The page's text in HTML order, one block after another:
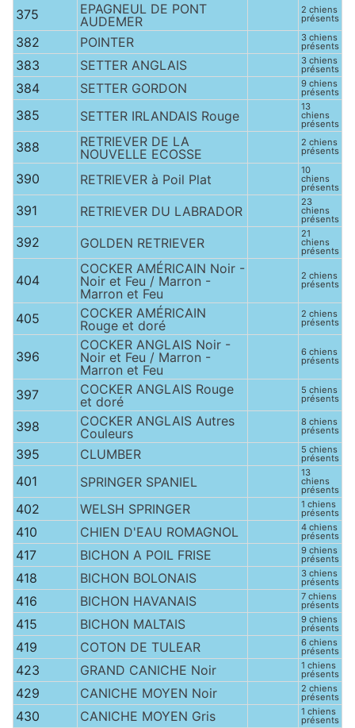
375
EPAGNEUL DE PONT
AUDEMER
2 chiens
présents
382 POINTER 3 chiens
présents
383 SETTER ANGLAIS 3 chiens
présents
384 SETTER GORDON 9 chiens
présents
385 SETTER IRLANDAIS Rouge
13
chiens
présents
388
RETRIEVER DE LA
NOUVELLE ECOSSE
2 chiens
présents
390 RETRIEVER à Poil Plat
10
chiens
présents
391 RETRIEVER DU LABRADOR
23
chiens
présents
392 GOLDEN RETRIEVER
21
chiens
présents
404
COCKER AMÉRICAIN Noir -
Noir et Feu / Marron -
Marron et Feu
2 chiens
présents
405
COCKER AMÉRICAIN
Rouge et doré
2 chiens
présents
396
COCKER ANGLAIS Noir -
Noir et Feu / Marron -
Marron et Feu
6 chiens
présents
397
COCKER ANGLAIS Rouge
et doré
5 chiens
présents
398
COCKER ANGLAIS Autres
Couleurs
8 chiens
présents
395 CLUMBER 5 chiens
présents
401 SPRINGER SPANIEL
13
chiens
présents
402 WELSH SPRINGER 1 chiens
présents
410 CHIEN D'EAU ROMAGNOL 4 chiens
présents
417 BICHON A POIL FRISE 9 chiens
présents
418 BICHON BOLONAIS 3 chiens
présents
416 BICHON HAVANAIS 7 chiens
présents
415 BICHON MALTAIS 9 chiens
présents
419 COTON DE TULEAR 6 chiens
présents
423 GRAND CANICHE Noir 1 chiens
présents
429 CANICHE MOYEN Noir 2 chiens
présents
430 CANICHE MOYEN Gris 1 chiens
présents